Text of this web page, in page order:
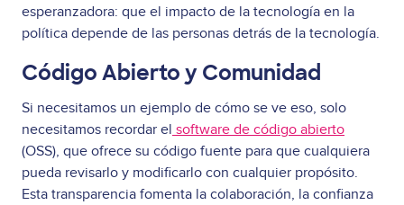
esperanzadora: que el impacto de la tecnología en la
política depende de las personas detrás de la tecnología.
Código Abierto y Comunidad
Si necesitamos un ejemplo de cómo se ve eso, solo
necesitamos recordar el software de código abierto
(OSS), que ofrece su código fuente para que cualquiera
pueda revisarlo y modificarlo con cualquier propósito.
Esta transparencia fomenta la colaboración, la confianza